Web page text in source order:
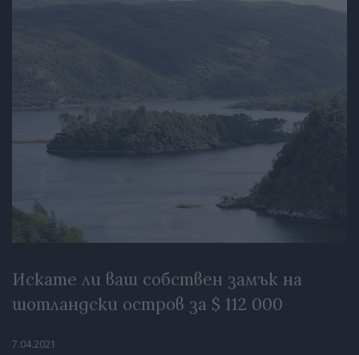
Искате ли ваш собствен замък на
шотландски остров за $ 112 000
7.04.2021